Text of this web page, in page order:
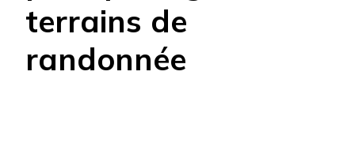
terrains de
randonnée